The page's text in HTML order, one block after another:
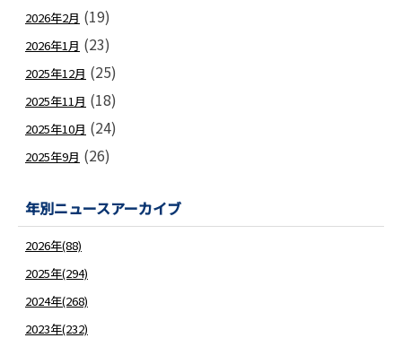
2026年2月 (19)
2026年1月 (23)
2025年12月 (25)
2025年11月 (18)
2025年10月 (24)
2025年9月 (26)
年別ニュースアーカイブ
2026年(88)
2025年(294)
2024年(268)
2023年(232)